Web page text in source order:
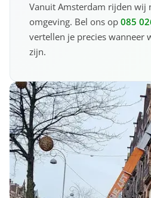
Vanuit Amsterdam rijden wij
omgeving. Bel ons op 085
vertellen je precies wanneer
zijn.